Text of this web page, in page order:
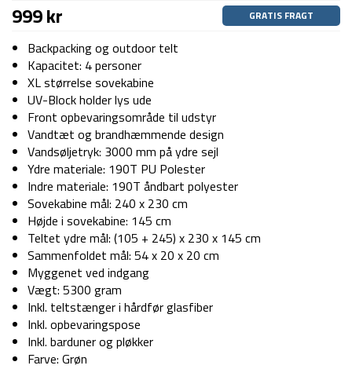
999kr GRATIS FRAGT
Backpacking og outdoor telt
Kapacitet: 4 personer
XL størrelse sovekabine
UV-Block holder lys ude
Front opbevaringsområde til udstyr
Vandtæt og brandhæmmende design
Vandsøljetryk: 3000 mm på ydre sejl
Ydre materiale: 190T PU Polester
Indre materiale: 190T åndbart polyester
Sovekabine mål: 240 x 230 cm
Højde i sovekabine: 145 cm
Teltet ydre mål: (105 + 245) x 230 x 145 cm
Sammenfoldet mål: 54 x 20 x 20 cm
Myggenet ved indgang
Vægt: 5300 gram
Inkl. teltstænger i hårdfør glasfiber
Inkl. opbevaringspose
Inkl. barduner og pløkker
Farve: Grøn